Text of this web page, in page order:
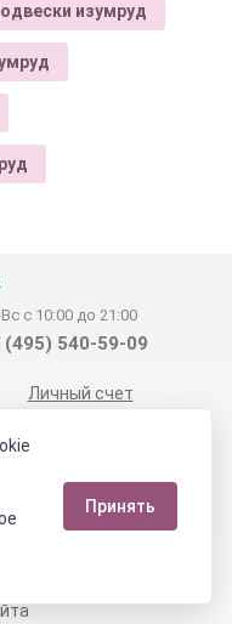
изумруд
с 10:00 до 21:00
(495) 540-59-09
Личный счет
СОУТ
Телеграм
Принять